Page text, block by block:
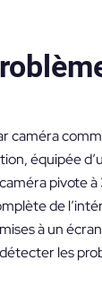
caméra
équipée
pivote
de
à un
les